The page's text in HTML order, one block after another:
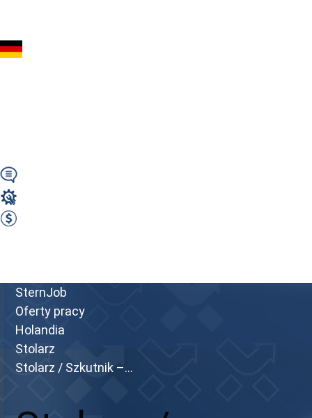
SternJob
Oferty pracy
Holandia
Stolarz
Stolarz / Szkutnik –...